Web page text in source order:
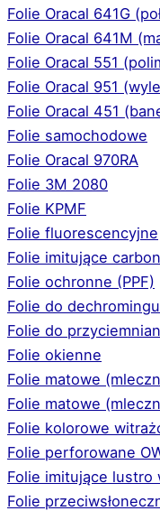
Folie Oracal 641G
Folie Oracal 641M
Folie Oracal 551
Folie Oracal 951
Folie Oracal 451
Folie samochodowe
Folie Oracal 970RA
Folie 3M 2080
Folie KPMF
Folie fluorescencyjne
Folie imitujące carbon
Folie ochronne (PPF)
Folie do dechromingu
Folie do
Folie okienne
Folie matowe
Folie matowe
Folie kolorowe
Folie perforowane
Folie imitujące lustro
Folie